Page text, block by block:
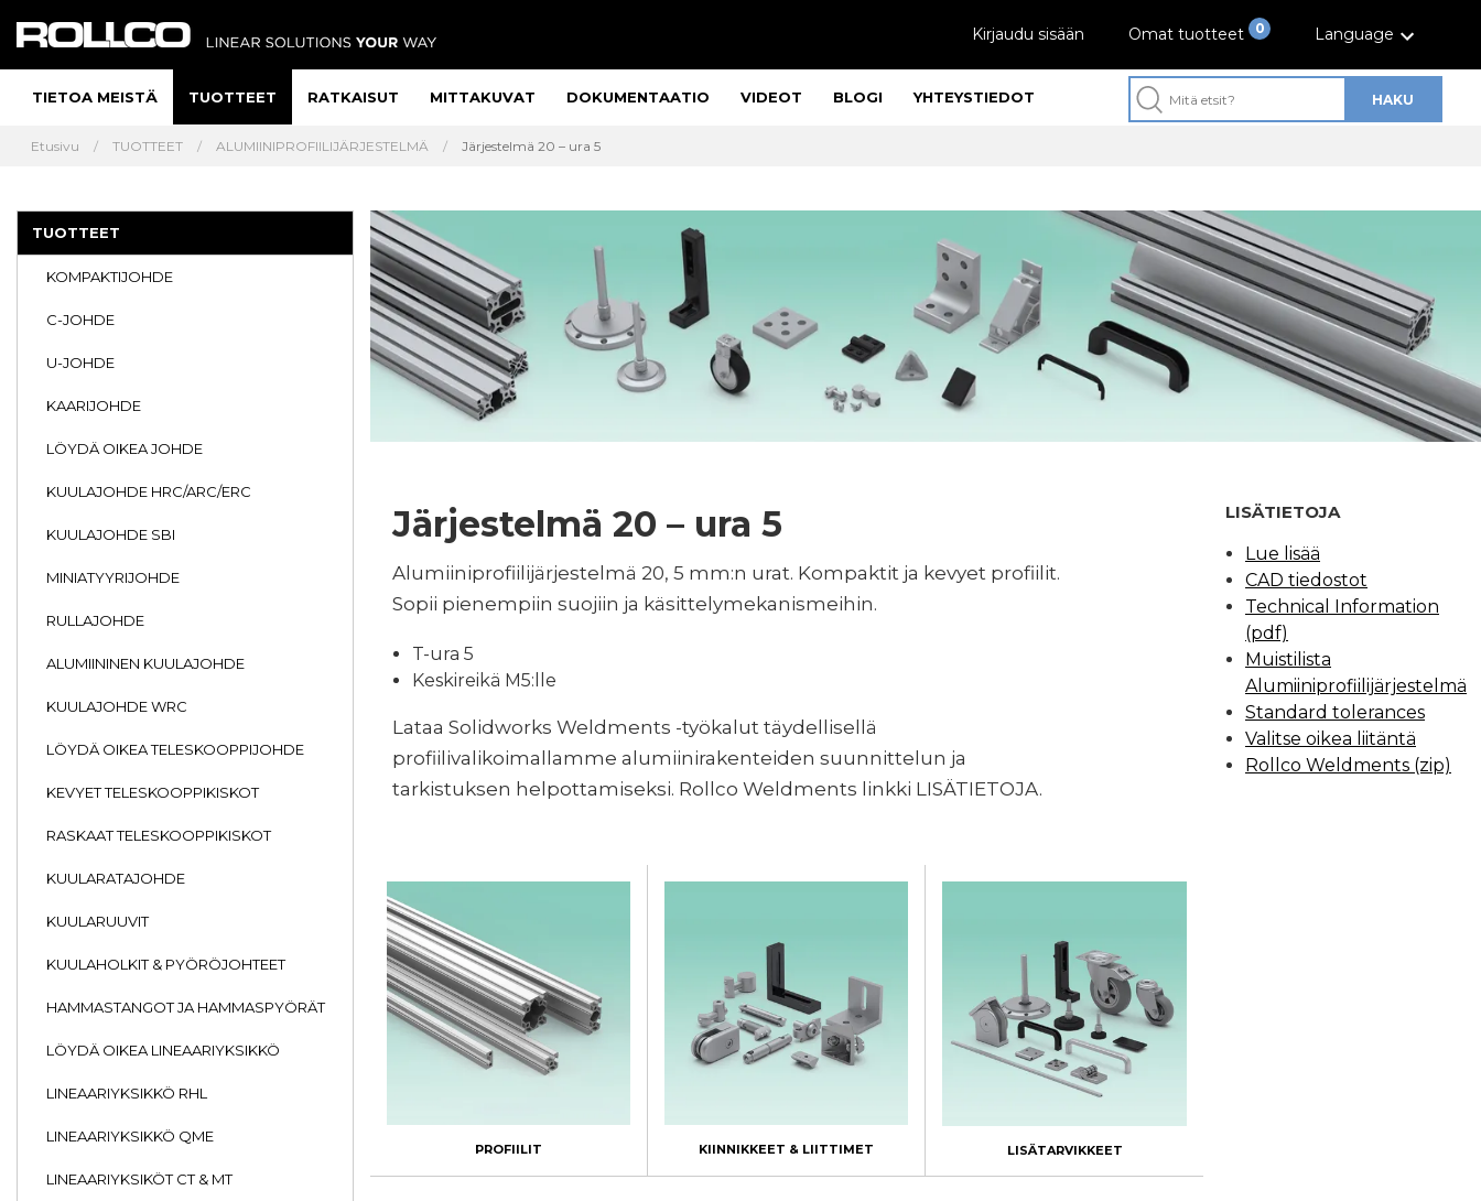
HAKU
Kirjaudu sisään 0
Omat tuotteet Language
TIETOA MEISTÄ TUOTTEET RATKAISUT MITTAKUVAT DOKUMENTAATIO VIDEOT BLOGI YHTEYSTIEDOT
Etusivu TUOTTEET ALUMIINIPROFIILIJÄRJESTELMÄ Järjestelmä 20 – ura 5
TUOTTEET
KOMPAKTIJOHDE
C-JOHDE
U-JOHDE
KAARIJOHDE
LÖYDÄ OIKEA JOHDE
KUULAJOHDE HRC/ARC/ERC
KUULAJOHDE SBI
MINIATYYRIJOHDE
RULLAJOHDE
ALUMIININEN KUULAJOHDE
KUULAJOHDE WRC
LÖYDÄ OIKEA TELESKOOPPIJOHDE
KEVYET TELESKOOPPIKISKOT
RASKAAT TELESKOOPPIKISKOT
KUULARATAJOHDE
KUULARUUVIT
KUULAHOLKIT & PYÖRÖJOHTEET
HAMMASTANGOT JA HAMMASPYÖRÄT
LÖYDÄ OIKEA LINEAARIYKSIKKÖ
LINEAARIYKSIKKÖ RHL
LINEAARIYKSIKKÖ QME
LINEAARIYKSIKÖT CT & MT
Järjestelmä 20 – ura 5
Alumiiniprofiilijärjestelmä 20, 5 mm:n urat. Kompaktit ja kevyet profiilit.
Sopii pienempiin suojiin ja käsittelymekanismeihin.
T-ura 5
Keskireikä M5:lle
Lataa Solidworks Weldments -työkalut täydellisellä
profiilivalikoimallamme alumiinirakenteiden suunnittelun ja
tarkistuksen helpottamiseksi. Rollco Weldments linkki LISÄTIETOJA.
LISÄTIETOJA
Lue lisää
CAD tiedostot
Technical Information
(pdf)
Muistilista
Alumiiniprofiilijärjestelmä
Standard tolerances
Valitse oikea liitäntä
Rollco Weldments (zip)
PROFIILIT KIINNIKKEET & LIITTIMET LISÄTARVIKKEET